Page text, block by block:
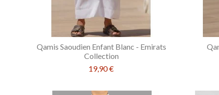
Qamis Saoudien Enfant Blanc - Emirats
Collection
19,90 €